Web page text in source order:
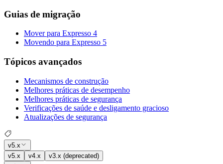
Guias de migração
Mover para Expresso 4
Movendo para Expresso 5
Tópicos avançados
Mecanismos de construção
Melhores práticas de desempenho
Melhores práticas de segurança
Verificações de saúde e desligamento gracioso
Atualizações de segurança
v5.x
v5.x
v4.x
v3.x (deprecated)